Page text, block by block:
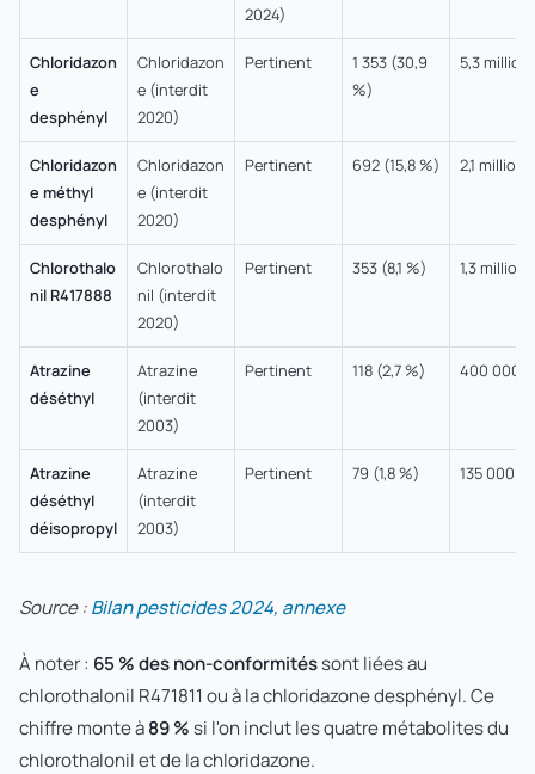
2024)
Chloridazon
e
desphényl
Chloridazon
e (interdit
2020)
Pertinent
1 353 (30,9
%)
5,3
Chloridazon
e méthyl
desphényl
Chloridazon
e (interdit
2020)
Pertinent 692 (15,8 %) 2,1 millions
Chlorothalo
nil R417888
Chlorothalo
nil (interdit
2020)
Pertinent 353 (8,1 %) 1,3 million
Atrazine
déséthyl
Atrazine
(interdit
2003)
Pertinent 118 (2,7 %) 400 000
Atrazine
déséthyl
déisopropyl
Atrazine
(interdit
2003)
Pertinent 79 (1,8 %) 135 000
Source :Bilan pesticides 2024, annexe
À noter : 65 % des non-conformitéssont liées au
chlorothalonil R471811 ou à la chloridazone desphényl. Ce
chiffre monte à89 %si l'on inclut les quatre métabolites du
chlorothalonil et de la chloridazone.